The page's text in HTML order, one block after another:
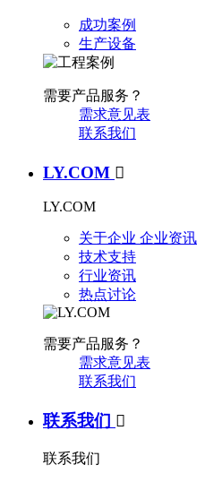
成功案例
生产设备
需要产品服务？
需求意见表
联系我们
LY.COM 
LY.COM
关于企业 企业资讯
技术支持
行业资讯
热点讨论
需要产品服务？
需求意见表
联系我们
联系我们 
联系我们